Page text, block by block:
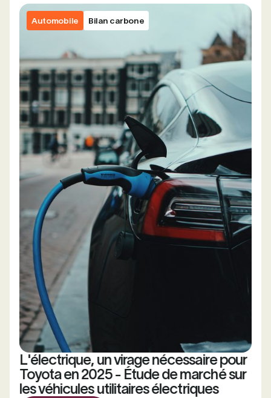
Automobile Bilan carbone
L'électrique, un virage nécessaire pour
Toyota en 2025 - Étude de marché sur
les véhicules utilitaires électriques